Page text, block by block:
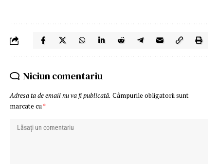
Niciun comentariu
Adresa ta de email nu va fi publicată. Câmpurile obligatorii sunt
marcate cu*